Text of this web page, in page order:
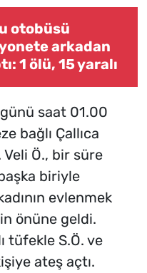
otobüsü
arkadan
1 ölü, 15 yaralı
saat 01.00
bağlı Çallıca
Ö., bir süre
biriyle
evlenmek
önüne geldi.
tüfekle S.Ö. ve
ateş açtı.